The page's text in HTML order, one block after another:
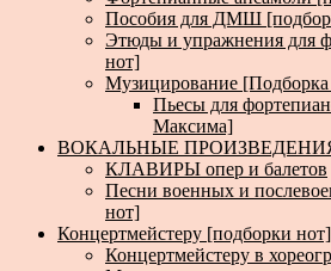
Пособия для ДМШ
Этюды и упражнения для
нот]
Музицирование
Пьесы для
Максима]
ВОКАЛЬНЫЕ
КЛАВИРЫ опер и балетов
Песни военных и
нот]
Концертмейстеру [подборки нот]
Концертмейстеру в